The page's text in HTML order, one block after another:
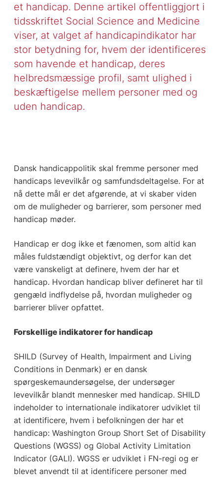
et handicap. Denne artikel offentliggjort i
tidsskriftet Social Science and Medicine
viser, at valget af handicapindikator har
stor betydning for, hvem der identificeres
som havende et handicap, deres
helbredsmæssige profil, samt ulighed i
beskæftigelse mellem personer med og
uden handicap.
Dansk handicappolitik skal fremme personer med
handicaps levevilkår og samfundsdeltagelse. For at
nå dette mål er det afgørende, at vi skaber viden
om de muligheder og barrierer, som personer med
handicap møder.
Handicap er dog ikke et fænomen, som altid kan
måles fuldstændigt objektivt, og derfor kan det
være vanskeligt at definere, hvem der har et
handicap. Hvordan handicap bliver defineret har til
gengæld indflydelse på, hvordan muligheder og
barrierer bliver opfattet.
Forskellige indikatorer for handicap
SHILD (Survey of Health, Impairment and Living
Conditions in Denmark) er en dansk
spørgeskemaundersøgelse, der undersøger
levevilkår blandt mennesker med handicap. SHILD
indeholder to internationale indikatorer udviklet til
at identificere, hvem i befolkningen der har et
handicap: Washington Group Short Set of Disability
Questions (WGSS) og Global Activity Limitation
Indicator (GALI). WGSS er udviklet i FN-regi og er
blevet anvendt til at identificere personer med